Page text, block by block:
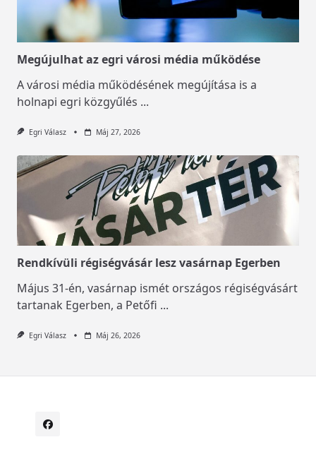
Megújulhat az egri városi média működése
A városi média működésének megújítása is a
holnapi egri közgyűlés ...
Egri Válasz Máj 27, 2026
Rendkívüli régiségvásár lesz vasárnap Egerben
Május 31-én, vasárnap ismét országos régiségvásárt
tartanak Egerben, a Petőfi ...
Egri Válasz Máj 26, 2026